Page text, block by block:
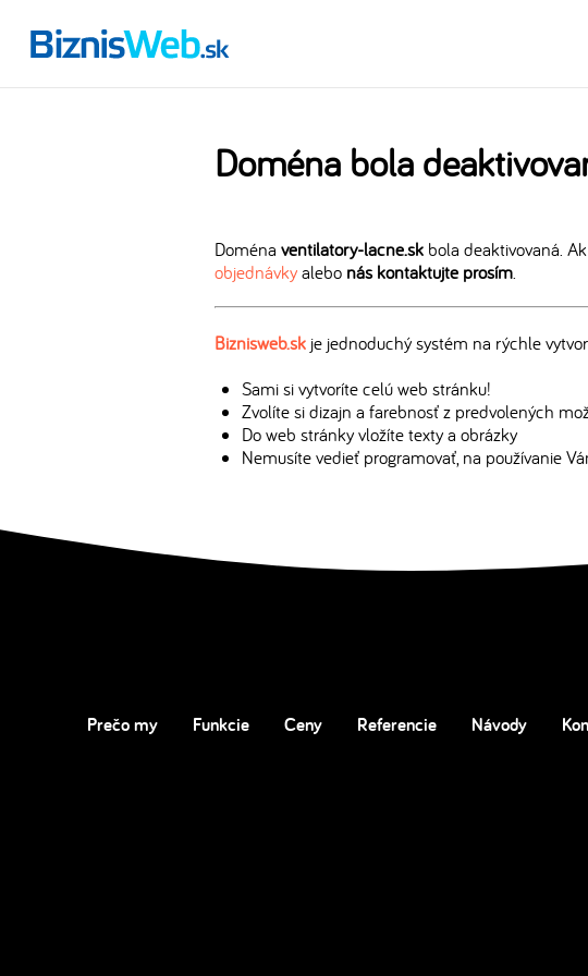
Doména bola
Doména ventilatory-lacne.sk bola deaktivovaná.
objednávkyalebo nás kontaktujte prosím
Biznisweb.sk je jednoduchý systém na rýchle
Sami si vytvoríte celú web stránku!
Zvolíte si dizajn a farebnosť z predvolených
Do web stránky vložíte texty a obrázky
Nemusíte vedieť programovať, na používanie
Prečo my Funkcie Ceny Referencie Návody